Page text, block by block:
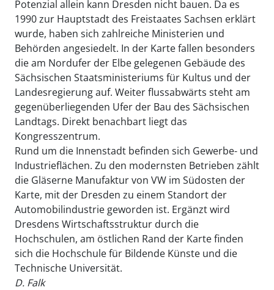
Potenzial allein kann Dresden nicht bauen. Da es
1990 zur Hauptstadt des Freistaates Sachsen erklärt
wurde, haben sich zahlreiche Ministerien und
Behörden angesiedelt. In der Karte fallen besonders
die am Nordufer der Elbe gelegenen Gebäude des
Sächsischen Staatsministeriums für Kultus und der
Landesregierung auf. Weiter flussabwärts steht am
gegenüberliegenden Ufer der Bau des Sächsischen
Landtags. Direkt benachbart liegt das
Kongresszentrum.
Rund um die Innenstadt befinden sich Gewerbe- und
Industrieflächen. Zu den modernsten Betrieben zählt
die Gläserne Manufaktur von VW im Südosten der
Karte, mit der Dresden zu einem Standort der
Automobilindustrie geworden ist. Ergänzt wird
Dresdens Wirtschaftsstruktur durch die
Hochschulen, am östlichen Rand der Karte finden
sich die Hochschule für Bildende Künste und die
Technische Universität.
D. Falk